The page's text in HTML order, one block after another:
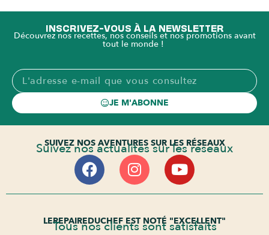
INSCRIVEZ-VOUS À LA NEWSLETTER
Découvrez nos recettes, nos conseils et nos promotions avant
tout le monde !
JE M'ABONNE
SUIVEZ NOS AVENTURES SUR LES RÉSEAUX
Suivez nos actualités sur les réseaux
LEREPAIREDUCHEF EST NOTÉ "EXCELLENT"
Tous nos clients sont satisfaits